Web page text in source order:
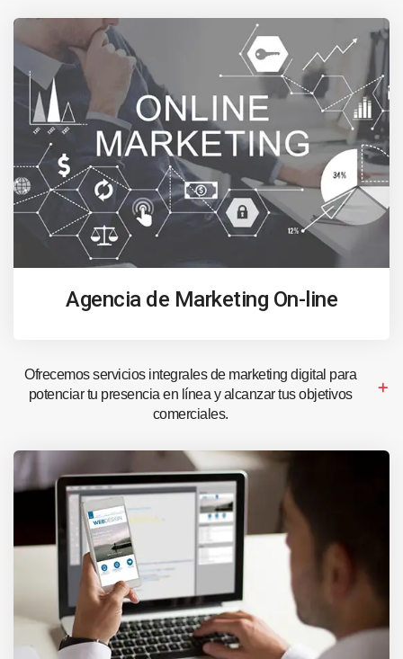
Agencia de Marketing On-line
Ofrecemos servicios integrales de marketing digital para
potenciar tu presencia en línea y alcanzar tus objetivos
comerciales.